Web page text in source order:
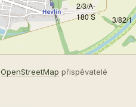
3/82/1
2/3/A-
180 S
OpenStreetMap přispěvatelé